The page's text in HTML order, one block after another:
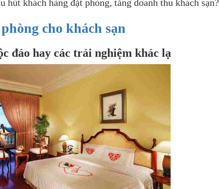
hút khách hàng đặt phòng, tăng doanh thu khách sạn?
cho khách sạn
đáo hay các trải nghiệm khác lạ